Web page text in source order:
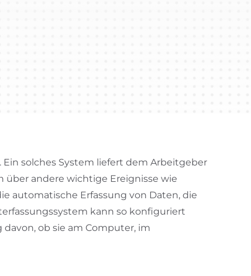
solches System liefert dem Arbeitgeber
über andere wichtige Ereignisse wie
automatische Erfassung von Daten, die
kann so konfiguriert
ob sie am Computer, im